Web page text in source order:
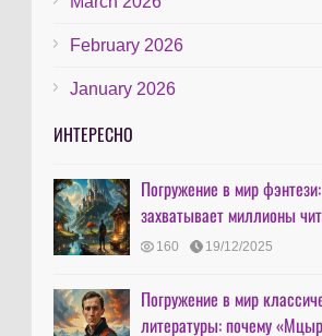
February 2026
January 2026
ИНТЕРЕСНО
Погружение в мир
захватывает миллионы
160 19/12/2025
Погружение в мир
литературы: почему